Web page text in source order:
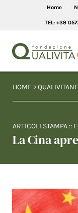
Home
TEL: +39
HOME >
ARTICOLI STAMPA ::
La Cina